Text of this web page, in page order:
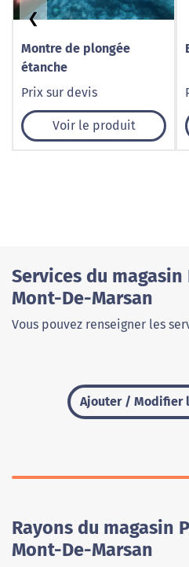
Montre de plongée
étanche
Prix sur devis
Voir le produit
❮
Services du
Mont-De-Marsan
Vous pouvez renseigner les
Ajouter / Modifier
Rayons du magasin
Mont-De-Marsan